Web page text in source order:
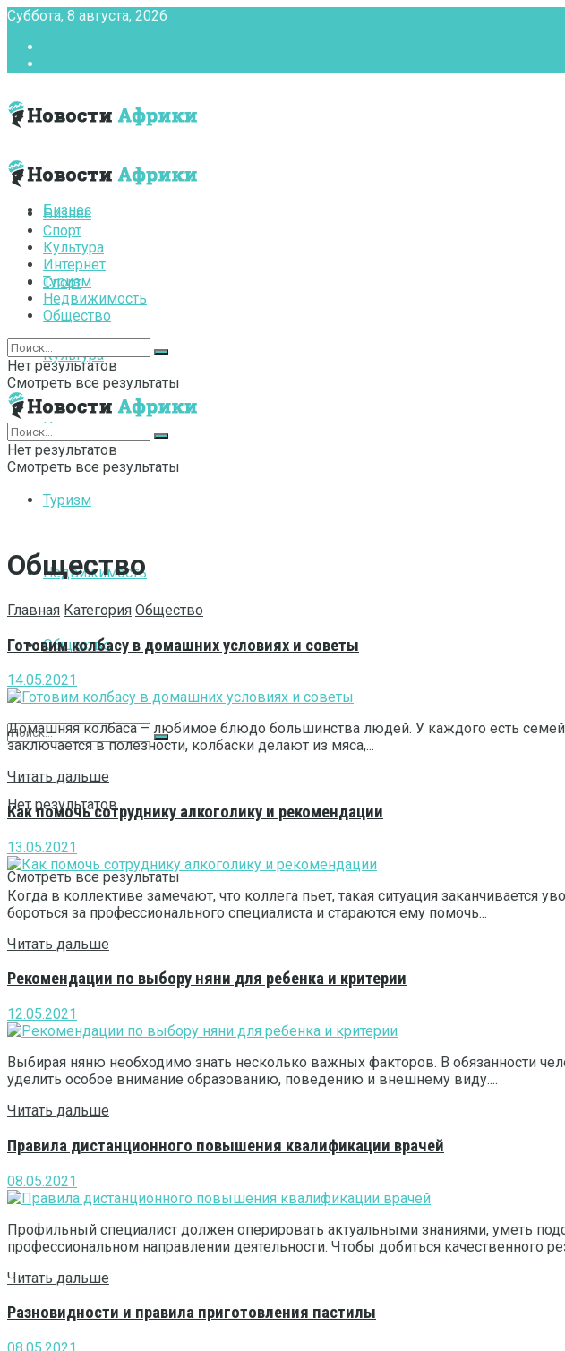
Суббота, 8 августа, 2026
Бизнес
Спорт
Культура
Интернет
Туризм
Недвижимость
Общество
Нет результатов
Смотреть все результаты
Бизнес
Спорт
Культура
Интернет
Туризм
Недвижимость
Общество
Нет результатов
Смотреть все результаты
Нет результатов
Смотреть все результаты
Общество
Главная Категория Общество
Готовим колбасу в домашних условиях и советы
14.05.2021
Домашняя колбаса – любимое блюдо большинства людей. У каждого есть
заключается в полезности, колбаски делают из мяса,...
Читать дальше
Как помочь сотруднику алкоголику и рекомендации
13.05.2021
Когда в коллективе замечают, что коллега пьет, такая ситуация
бороться за профессионального специалиста и стараются ему помочь...
Читать дальше
Рекомендации по выбору няни для ребенка и критерии
12.05.2021
Выбирая няню необходимо знать несколько важных факторов. В обязанности
уделить особое внимание образованию, поведению и внешнему виду....
Читать дальше
Правила дистанционного повышения квалификации врачей
08.05.2021
Профильный специалист должен оперировать актуальными знаниями, уметь
профессиональном направлении деятельности. Чтобы добиться качественного
Читать дальше
Разновидности и правила приготовления пастилы